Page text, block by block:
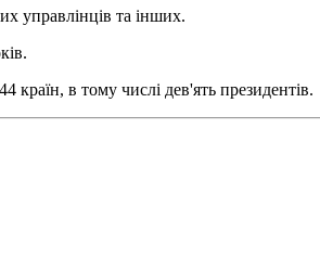
управлінців та інших.
країн, в тому числі дев'ять президентів.